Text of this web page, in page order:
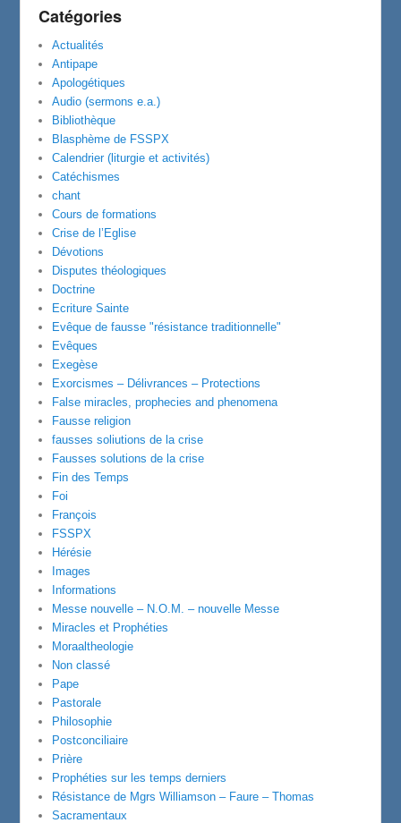
Catégories
Actualités
Antipape
Apologétiques
Audio (sermons e.a.)
Bibliothèque
Blasphème de FSSPX
Calendrier (liturgie et activités)
Catéchismes
chant
Cours de formations
Crise de l’Eglise
Dévotions
Disputes théologiques
Doctrine
Ecriture Sainte
Evêque de fausse "résistance traditionnelle"
Evêques
Exegèse
Exorcismes – Délivrances – Protections
False miracles, prophecies and phenomena
Fausse religion
fausses soliutions de la crise
Fausses solutions de la crise
Fin des Temps
Foi
François
FSSPX
Hérésie
Images
Informations
Messe nouvelle – N.O.M. – nouvelle Messe
Miracles et Prophéties
Moraaltheologie
Non classé
Pape
Pastorale
Philosophie
Postconciliaire
Prière
Prophéties sur les temps derniers
Résistance de Mgrs Williamson – Faure – Thomas
Sacramentaux